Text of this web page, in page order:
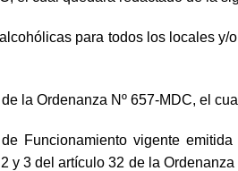
para todos los locales
la Ordenanza Nº 657-MDC, el
Funcionamiento vigente
3 del artículo 32 de la